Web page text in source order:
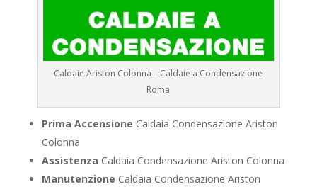
Caldaie Ariston Colonna – Caldaie a Condensazione
Roma
Prima Accensione Caldaia Condensazione Ariston
Colonna
Assistenza Caldaia Condensazione Ariston Colonna
Manutenzione Caldaia Condensazione Ariston